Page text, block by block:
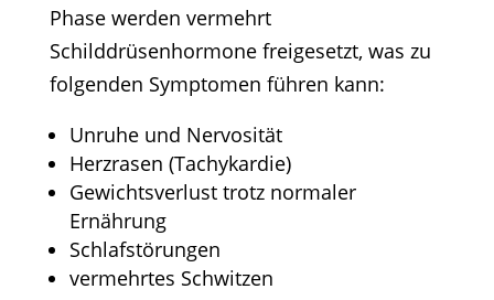
Phase werden vermehrt
Schilddrüsenhormone freigesetzt, was zu
folgenden Symptomen führen kann:​
Unruhe und Nervosität​
Herzrasen (Tachykardie)​
Gewichtsverlust trotz normaler
Ernährung​
Schlafstörungen​
vermehrtes Schwitzen​